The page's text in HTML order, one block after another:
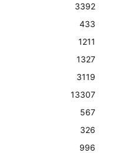
3392
433
1211
1327
3119
13307
567
326
996